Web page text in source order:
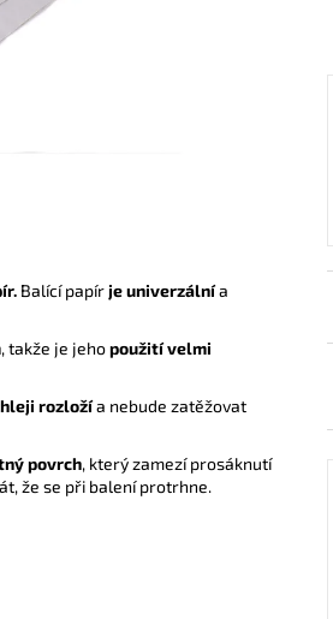
Balící papírje univerzálnía
, takže je jehopoužití velmi
rozložía nebude zatěžovat
povrch, který zamezí prosáknutí
že se při balení protrhne.
PAPÍROVÝ KELÍMEK NA KÁVU HNĚDÝ
180ML